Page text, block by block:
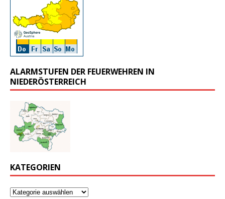
ALARMSTUFEN DER FEUERWEHREN IN
NIEDERÖSTERREICH
KATEGORIEN